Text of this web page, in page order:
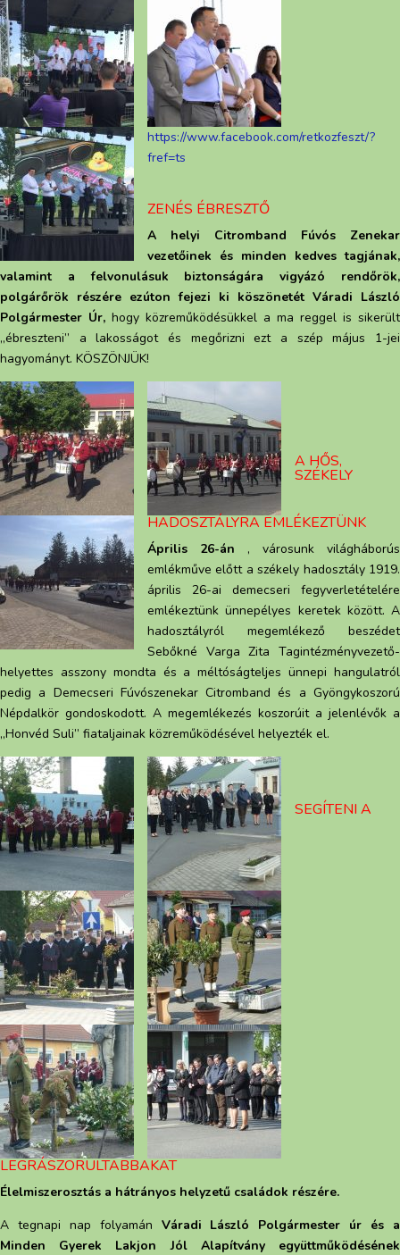
https://www.facebook.com/retkozfeszt/?
fref=ts
ZENÉS ÉBRESZTŐ
A helyi Citromband Fúvós Zenekar
vezetőinek és minden kedves tagjának,
valamint a felvonulásuk biztonságára vigyázó rendőrök,
polgárőrök részére ezúton fejezi ki köszönetét Váradi László
Polgármester Úr, hogy közreműködésükkel a ma reggel is sikerült
„ébreszteni” a lakosságot és megőrizni ezt a szép május 1-jei
hagyományt. KÖSZÖNJÜK!
A HŐS,
SZÉKELY
HADOSZTÁLYRA EMLÉKEZTÜNK
Április 26-án , városunk világháborús
emlékműve előtt a székely hadosztály 1919.
április 26-ai demecseri fegyverletételére
emlékeztünk ünnepélyes keretek között. A
hadosztályról megemlékező beszédet
Sebőkné Varga Zita Tagintézményvezető-
helyettes asszony mondta és a méltóságteljes ünnepi hangulatról
pedig a Demecseri Fúvószenekar Citromband és a Gyöngykoszorú
Népdalkör gondoskodott. A megemlékezés koszorúit a jelenlévők a
„Honvéd Suli” fiataljainak közreműködésével helyezték el.
SEGÍTENI A
LEGRÁSZORULTABBAKAT
Élelmiszerosztás a hátrányos helyzetű családok részére.
A tegnapi nap folyamán Váradi László Polgármester úr és a
Minden Gyerek Lakjon Jól Alapítvány együttműködésének